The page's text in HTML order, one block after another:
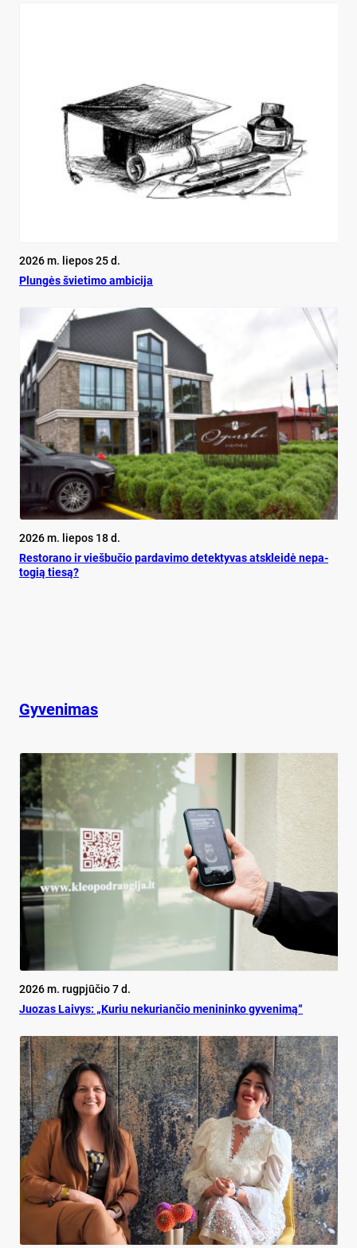
2026 m. liepos 25 d.
Plun­gės švie­ti­mo am­bi­ci­ja
2026 m. liepos 18 d.
Res­to­ra­no ir vieš­bu­čio par­da­vi­mo de­tek­ty­vas at­sklei­dė ne­pa­
to­gią tie­są?
Gyvenimas
2026 m. rugpjūčio 7 d.
Juo­zas Lai­vys: „Ku­riu ne­ku­rian­čio me­ni­nin­ko gy­ve­ni­mą“